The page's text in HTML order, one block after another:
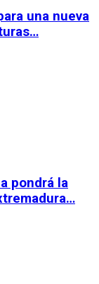
una nueva
pondrá la